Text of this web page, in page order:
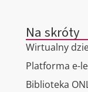
Na skróty
Wirtualny
Platforma e-
Biblioteka